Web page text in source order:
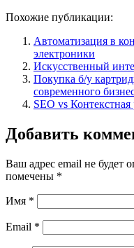
Похожие публикации:
Автоматизация в
электроники
Искусственный
Покупка б/у
современного
SEO vs
Добавить
Ваш адрес email не будет
помечены *
Имя *
Email *